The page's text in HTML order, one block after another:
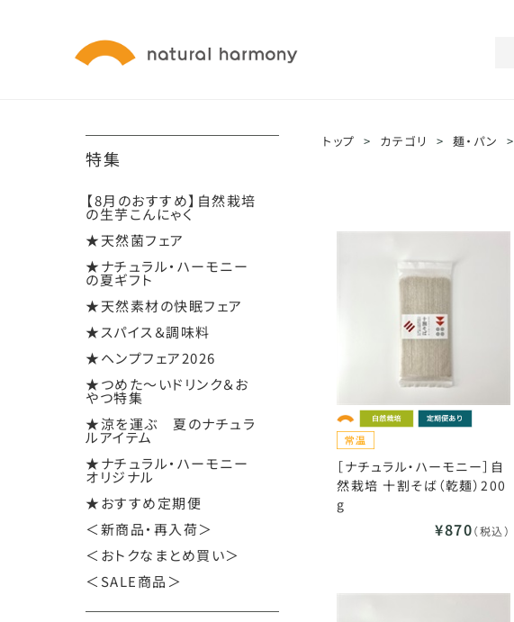
特集
【8月のおすすめ】自然栽培
の生芋こんにゃく
★天然菌フェア
★ナチュラル・ハーモニー
の夏ギフト
★天然素材の快眠フェア
★スパイス＆調味料
★ヘンプフェア2026
★つめた～いドリンク＆お
やつ特集
★涼を運ぶ 夏のナチュラ
ルアイテム
★ナチュラル・ハーモニー
オリジナル
★おすすめ定期便
＜新商品・再入荷＞
＜おトクなまとめ買い＞
＜SALE商品＞
トップ > カテゴリ > 麺・パン >
［ナチュラル・ハーモニー］自
然栽培 十割そば（乾麺）200
g
¥870（税込）